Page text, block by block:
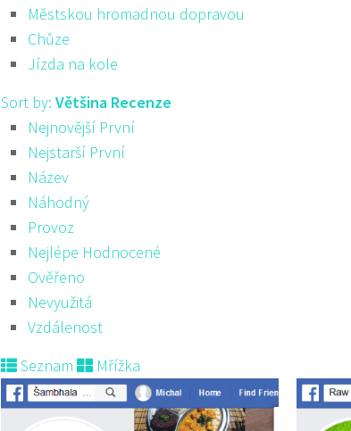
Městskou hromadnou dopravou
Chůze
Jízda na kole
Sort by: Většina Recenze
Nejnovější První
Nejstarší První
Název
Náhodný
Provoz
Nejlépe Hodnocené
Ověřeno
Nevyužitá
Vzdálenost
Seznam
Mřížka